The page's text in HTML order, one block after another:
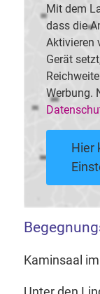
Mit dem
dass die
Aktivieren
Gerät
Werbung.
Hier
Kaminsaal